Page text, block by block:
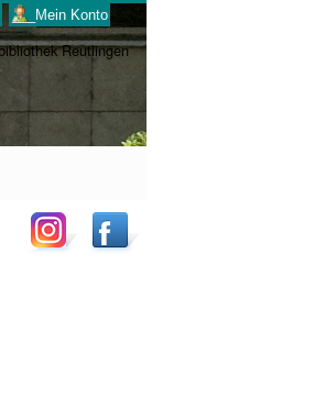
___Mein Konto